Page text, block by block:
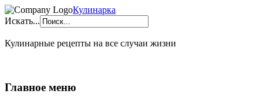
Кулинарка
Искать...
Кулинарные рецепты на все случаи жизни
Главное меню